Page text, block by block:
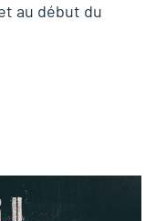
au début du